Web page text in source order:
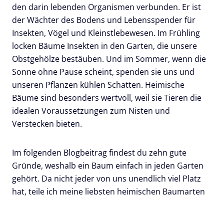
den darin lebenden Organismen verbunden. Er ist
der Wächter des Bodens und Lebensspender für
Insekten, Vögel und Kleinstlebewesen. Im Frühling
locken Bäume Insekten in den Garten, die unsere
Obstgehölze bestäuben. Und im Sommer, wenn die
Sonne ohne Pause scheint, spenden sie uns und
unseren Pflanzen kühlen Schatten. Heimische
Bäume sind besonders wertvoll, weil sie Tieren die
idealen Voraussetzungen zum Nisten und
Verstecken bieten.
Im folgenden Blogbeitrag findest du zehn gute
Gründe, weshalb ein Baum einfach in jeden Garten
gehört. Da nicht jeder von uns unendlich viel Platz
hat, teile ich meine liebsten heimischen Baumarten